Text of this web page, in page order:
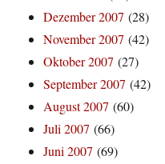
Dezember 2007 (28)
November 2007 (42)
Oktober 2007 (27)
September 2007 (42)
August 2007 (60)
Juli 2007 (66)
Juni 2007 (69)